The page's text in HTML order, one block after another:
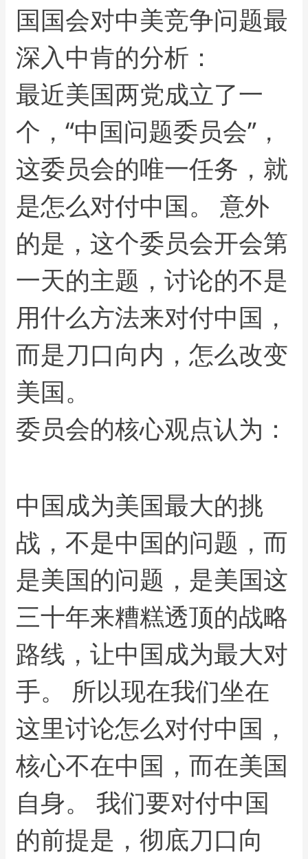
国国会对中美竞争问题最
深入中肯的分析：
最近美国两党成立了一
个，“中国问题委员会”，
这委员会的唯一任务，就
是怎么对付中国。 意外
的是，这个委员会开会第
一天的主题，讨论的不是
用什么方法来对付中国，
而是刀口向内，怎么改变
美国。
委员会的核心观点认为：
中国成为美国最大的挑
战，不是中国的问题，而
是美国的问题，是美国这
三十年来糟糕透顶的战略
路线，让中国成为最大对
手。 所以现在我们坐在
这里讨论怎么对付中国，
核心不在中国，而在美国
自身。 我们要对付中国
的前提是，彻底刀口向